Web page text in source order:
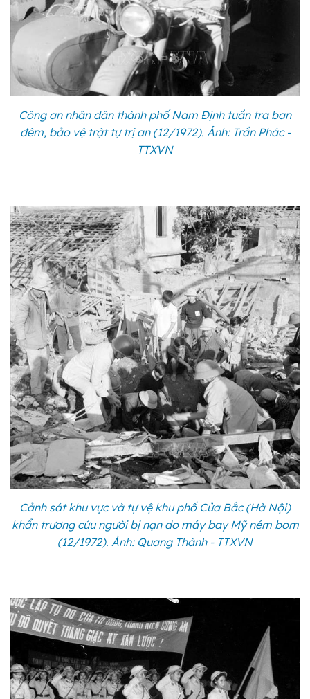
Công an nhân dân thành phố Nam Định tuần tra ban
đêm, bảo vệ trật tự trị an (12/1972). Ảnh: Trần Phác -
TTXVN
Cảnh sát khu vực và tự vệ khu phố Cửa Bắc (Hà Nội)
khẩn trương cứu người bị nạn do máy bay Mỹ ném bom
(12/1972). Ảnh: Quang Thành - TTXVN